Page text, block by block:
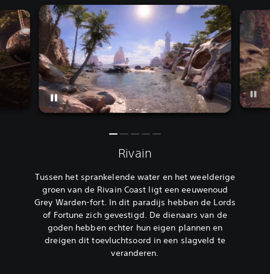
Rivain
Tussen het sprankelende water en het weelderige
groen van de Rivain Coast ligt een eeuwenoud
Grey Warden-fort. In dit paradijs hebben de Lords
of Fortune zich gevestigd. De dienaars van de
goden hebben echter hun eigen plannen en
dreigen dit toevluchtsoord in een slagveld te
veranderen.